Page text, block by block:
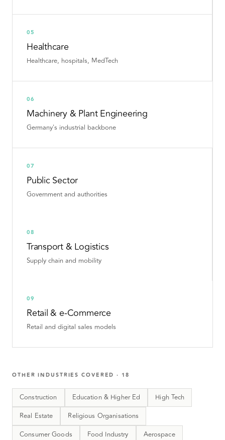
05
Healthcare
Healthcare, hospitals, MedTech
06
Machinery & Plant Engineering
Germany's industrial backbone
07
Public Sector
Government and authorities
08
Transport & Logistics
Supply chain and mobility
09
Retail & e-Commerce
Retail and digital sales models
OTHER INDUSTRIES COVERED · 18
Construction Education & Higher Ed
High Tech
Real Estate
Religious Organisations
Consumer Goods
Food Industry
Aerospace